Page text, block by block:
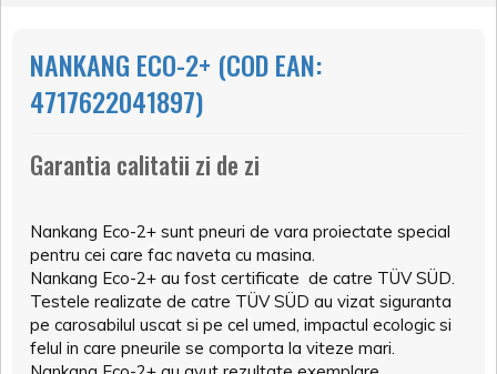
NANKANG ECO-2+ (COD EAN:
4717622041897)
Garantia calitatii zi de zi
Nankang Eco-2+ sunt pneuri de vara proiectate special
pentru cei care fac naveta cu masina.
Nankang Eco-2+ au fost certificate de catre TÜV SÜD.
Testele realizate de catre TÜV SÜD au vizat siguranta
pe carosabilul uscat si pe cel umed, impactul ecologic si
felul in care pneurile se comporta la viteze mari.